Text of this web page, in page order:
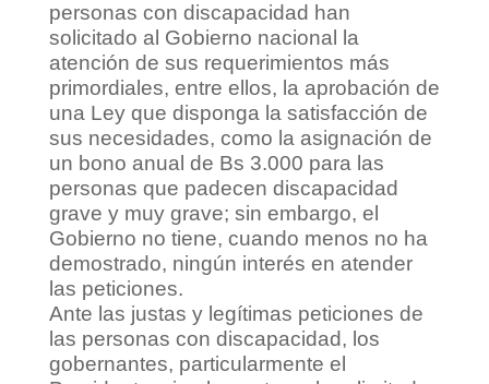
personas con discapacidad han
solicitado al Gobierno nacional la
atención de sus requerimientos más
primordiales, entre ellos, la aprobación de
una Ley que disponga la satisfacción de
sus necesidades, como la asignación de
un bono anual de Bs 3.000 para las
personas que padecen discapacidad
grave y muy grave; sin embargo, el
Gobierno no tiene, cuando menos no ha
demostrado, ningún interés en atender
las peticiones.
Ante las justas y legítimas peticiones de
las personas con discapacidad, los
gobernantes, particularmente el